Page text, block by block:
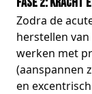
Zodra de
herstellen
werken met
(aanspannen
en